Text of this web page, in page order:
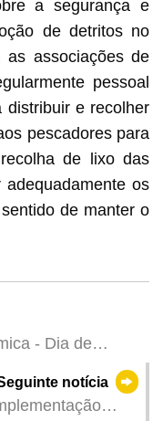
a segurança e
de detritos no
as associações de
pessoal
distribuir e recolher
pescadores para
de lixo das
os
de manter o
notícia